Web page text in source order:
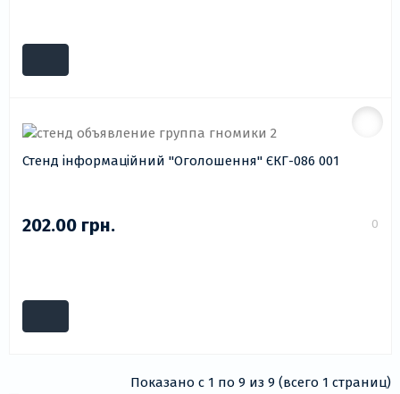
Стенд інформаційний "Оголошення" ЄКГ-086 001
202.00 грн. 0
Показано с 1 по 9 из 9 (всего 1 страниц)